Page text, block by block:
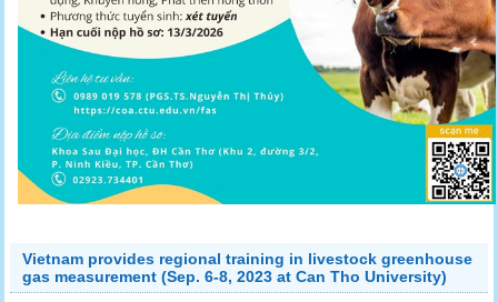
Vietnam provides regional training in livestock greenhouse
gas measurement (Sep. 6-8, 2023 at Can Tho University)